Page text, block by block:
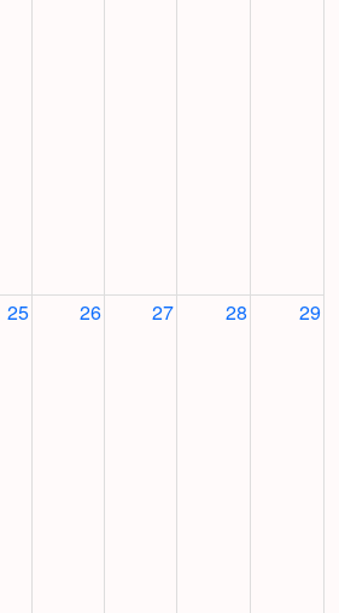
25 26 27 28 29